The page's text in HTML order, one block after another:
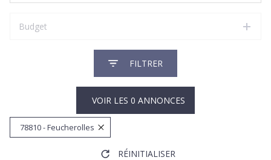
Budget
FILTRER
VOIR LES 0 ANNONCES
78810 - Feucherolles
RÉINITIALISER